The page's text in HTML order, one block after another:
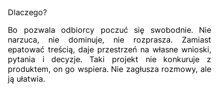
Dlaczego?
Bo pozwala odbiorcy poczuć się swobodnie. Nie
narzuca, nie dominuje, nie rozprasza. Zamiast
epatować treścią, daje przestrzeń na własne wnioski,
pytania i decyzje. Taki projekt nie konkuruje z
produktem, on go wspiera. Nie zagłusza rozmowy, ale
ją ułatwia.